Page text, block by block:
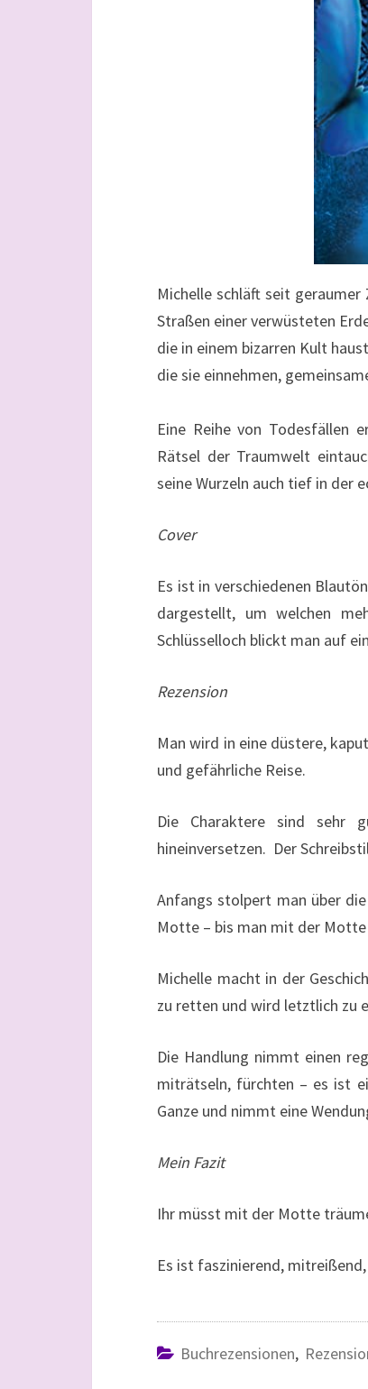
Michelle schläft seit
Straßen einer verwüsteten
die in einem bizarren Kult
die sie einnehmen,
Eine Reihe von Todesfällen
Rätsel der Traumwelt
seine Wurzeln auch tief in der
Cover
Es ist in verschiedenen
dargestellt, um welchen
Schlüsselloch blickt man auf
Rezension
Man wird in eine düstere,
und gefährliche Reise.
Die Charaktere sind
hineinversetzen. Der
Anfangs stolpert man über
Motte – bis man mit der
Michelle macht in der
zu retten und wird letztlich zu
Die Handlung nimmt einen
miträtseln, fürchten – es ist
Ganze und nimmt eine
Mein Fazit
Ihr müsst mit der Motte
Es ist faszinierend,
Buchrezensionen,